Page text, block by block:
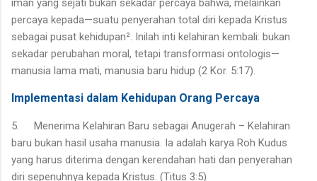
iman yang sejati bukan sekadar percaya bahwa, melainkan
percaya kepada—suatu penyerahan total diri kepada Kristus
sebagai pusat kehidupan². Inilah inti kelahiran kembali: bukan
sekadar perubahan moral, tetapi transformasi ontologis—
manusia lama mati, manusia baru hidup (2 Kor. 5:17).
Implementasi dalam Kehidupan Orang Percaya
5.
Menerima Kelahiran Baru sebagai Anugerah – Kelahiran
baru bukan hasil usaha manusia. Ia adalah karya Roh Kudus
yang harus diterima dengan kerendahan hati dan penyerahan
diri sepenuhnya kepada Kristus. (Titus 3:5)